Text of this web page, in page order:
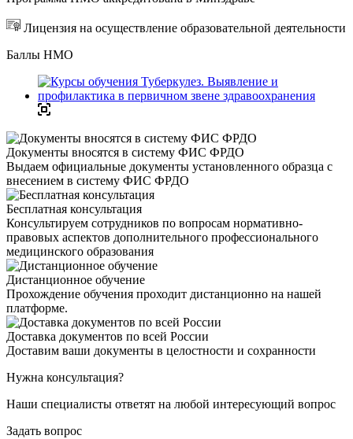
Лицензия на осуществление образовательной деятельности
Баллы НМО
Документы вносятся в систему ФИС ФРДО
Выдаем официальные документы установленного образца с
внесением в систему ФИС ФРДО
Бесплатная консультация
Консультируем сотрудников по вопросам нормативно-
правовых аспектов дополнительного профессионального
медицинского образования
Дистанционное обучение
Прохождение обучения проходит дистанционно на нашей
платформе.
Доставка документов по всей России
Доставим ваши документы в целостности и сохранности
Нужна консультация?
Наши специалисты ответят на любой интересующий вопрос
Задать вопрос